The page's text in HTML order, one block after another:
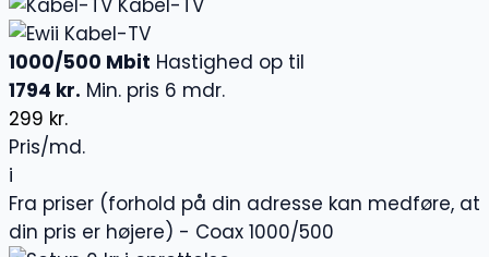
Kabel-TV
Kabel-TV
1000/500 Mbit Hastighed op til
1794 kr. Min. pris 6 mdr.
299 kr.
Pris/md.
i
Fra priser (forhold på din adresse kan medføre, at
din pris er højere) - Coax 1000/500